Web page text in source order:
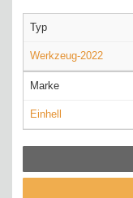
Typ
Werkzeug-2022
Marke
Einhell